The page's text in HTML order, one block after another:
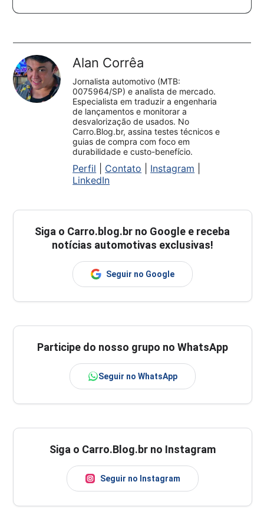
Alan Corrêa
Jornalista automotivo (MTB:
0075964/SP) e analista de mercado.
Especialista em traduzir a engenharia
de lançamentos e monitorar a
desvalorização de usados. No
Carro.Blog.br, assina testes técnicos e
guias de compra com foco em
durabilidade e custo-benefício.
Perfil Contato Instagram
LinkedIn
Siga o Carro.blog.br no Google e receba
notícias automotivas exclusivas!
Seguir no Google
Participe do nosso grupo no WhatsApp
Seguir no WhatsApp
Siga o Carro.Blog.br no Instagram
Seguir no Instagram